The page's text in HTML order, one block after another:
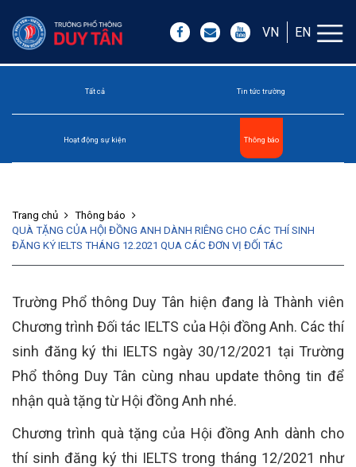
VN EN
Tất cả Tin tức trường
Hoạt động sự kiện Thông báo
Trang chủ
Thông báo
QUÀ TẶNG CỦA HỘI ĐỒNG ANH DÀNH RIÊNG CHO CÁC THÍ SINH
ĐĂNG KÝ IELTS THÁNG 12.2021 QUA CÁC ĐƠN VỊ ĐỐI TÁC
Trường Phổ thông Duy Tân hiện đang là Thành viên
Chương trình Đối tác IELTS của Hội đồng Anh. Các thí
sinh đăng ký thi IELTS ngày 30/12/2021 tại Trường
Phổ thông Duy Tân cùng nhau update thông tin để
nhận quà tặng từ Hội đồng Anh nhé.
Chương trình quà tặng của Hội đồng Anh dành cho
thí sinh đăng ký thi IELTS trong tháng 12/2021 như